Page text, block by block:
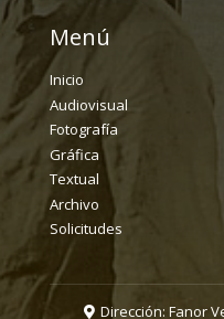
Menú
Inicio
Audiovisual
Fotografía
Gráfica
Textual
Archivo
Solicitudes
Dirección: Fanor